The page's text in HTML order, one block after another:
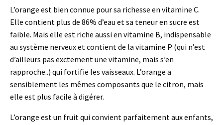
L’orange est bien connue pour sa richesse en vitamine C.
Elle contient plus de 86% d’eau et sa teneur en sucre est
faible. Mais elle est riche aussi en vitamine B, indispensable
au système nerveux et contient de la vitamine P (qui n’est
d’ailleurs pas exctement une vitamine, mais s’en
rapproche..) qui fortifie les vaisseaux. L’orange a
sensiblement les mêmes composants que le citron, mais
elle est plus facile à digérer.
L’orange est un fruit qui convient parfaitement aux enfants,